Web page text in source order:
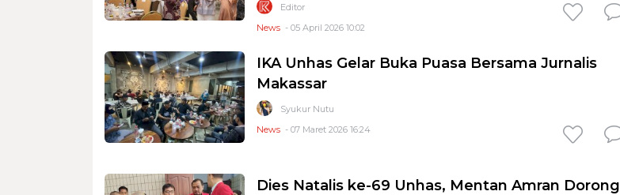
Editor
News - 05 April 2026 10:02
IKA Unhas Gelar Buka Puasa Bersama Jurnalis
Makassar
Syukur Nutu
News - 07 Maret 2026 16:24
Dies Natalis ke-69 Unhas, Mentan Amran Dorong